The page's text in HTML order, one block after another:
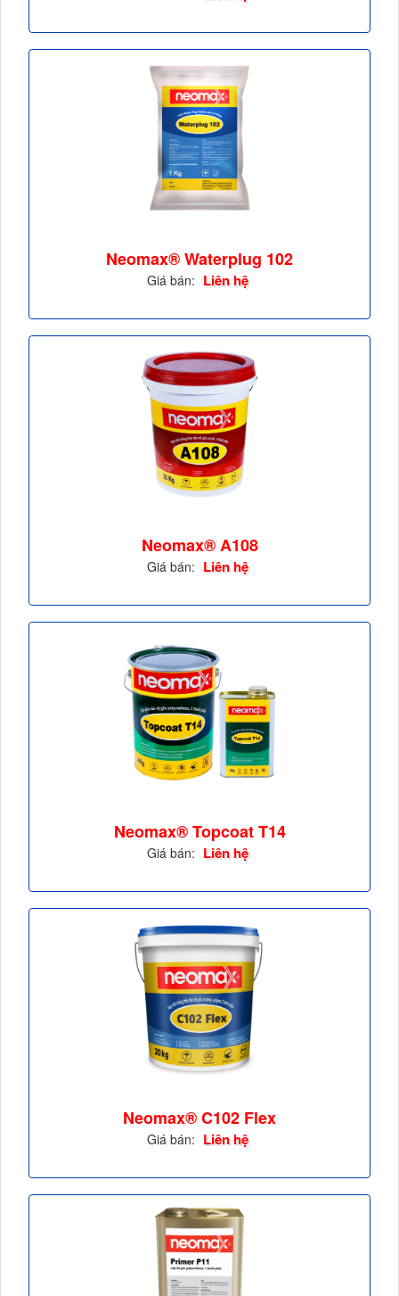
Neomax® Waterplug 102
Giá bán: Liên hệ
Neomax® A108
Giá bán: Liên hệ
Neomax® Topcoat T14
Giá bán: Liên hệ
Neomax® C102 Flex
Giá bán: Liên hệ